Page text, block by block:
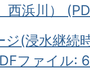
西浜川）
ジ(浸水継続
ファイル: